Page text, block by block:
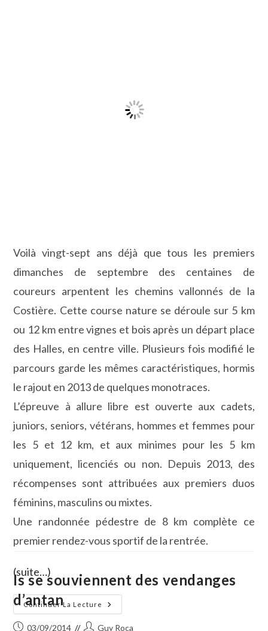
Voilà vingt-sept ans déjà que tous les premiers
dimanches de septembre des centaines de
coureurs arpentent les chemins vallonnés de la
Costière. Cette course nature se déroule sur 5 km
ou 12 km entre vignes et bois après un départ place
des Halles, en centre ville. Plusieurs fois modifié le
parcours garde les mêmes caractéristiques, hormis
le rajout en 2013 de quelques monotraces.
L’épreuve à allure libre est ouverte aux cadets,
juniors, seniors, vétérans, hommes et femmes pour
les 5 et 12 km, et aux minimes pour les 5 km
uniquement, licenciés ou non. Depuis 2013, des
récompenses sont attribuées aux premiers duos
féminins, masculins ou mixtes.
Une randonnée pédestre de 8 km complète ce
premier rendez-vous sportif de la rentrée.
(suite…)
Continuer La Lecture
27ème
Foulée
Is se souviennent des vendanges
d’antan
Publication
03/09/2014
Auteur/autrice
Guy Roca